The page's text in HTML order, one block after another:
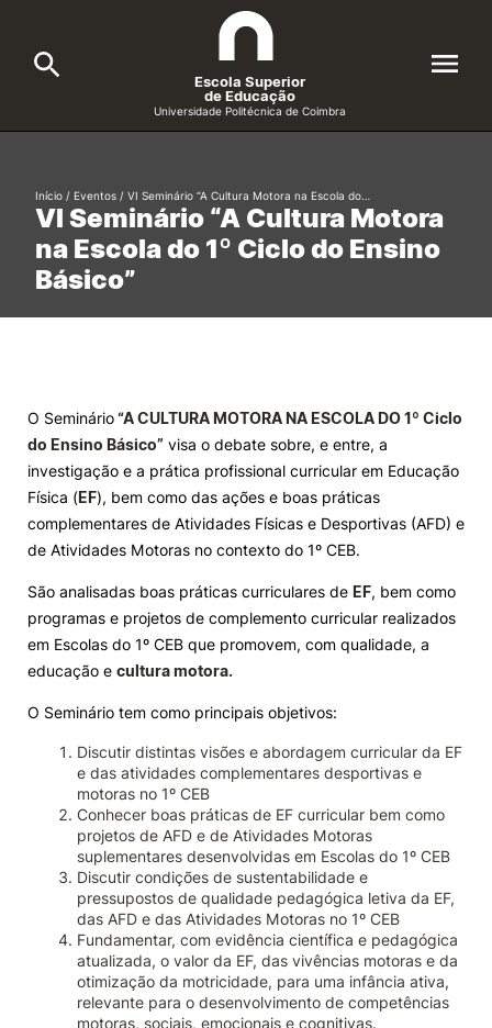
Cursos
Candidatos
Investigação e Projetos
Alunos
Knowledge Factory
Candidaturas
©2026 Instituto Politécnico de Coimbra. Todos os direitos reservados.
Escola Superior
de Educação
Universidade Politécnica de Coimbra
Search
Formative Offer General
VI Seminário “A Cultura Motora
na Escola do 1º Ciclo do Ensino
Básico”
Início / Eventos / VI Seminário “A Cultura Motora na Escola do…
O Seminário“A CULTURA MOTORA NA ESCOLA DO 1º Ciclo
do Ensino Básico” visa o debate sobre, e entre, a
investigação e a prática profissional curricular em Educação
Física (EF), bem como das ações e boas práticas
complementares de Atividades Físicas e Desportivas (AFD) e
de Atividades Motoras no contexto do 1º CEB.
São analisadas boas práticas curriculares de EF, bem como
programas e projetos de complemento curricular realizados
em Escolas do 1º CEB que promovem, com qualidade, a
educação e cultura motora.
O Seminário tem como principais objetivos:
Discutir distintas visões e abordagem curricular da EF
e das atividades complementares desportivas e
motoras no 1º CEB
Conhecer boas práticas de EF curricular bem como
projetos de AFD e de Atividades Motoras
suplementares desenvolvidas em Escolas do 1º CEB
Discutir condições de sustentabilidade e
pressupostos de qualidade pedagógica letiva da EF,
das AFD e das Atividades Motoras no 1º CEB
Fundamentar, com evidência científica e pedagógica
atualizada, o valor da EF, das vivências motoras e da
otimização da motricidade, para uma infância ativa,
relevante para o desenvolvimento de competências
motoras, sociais, emocionais e cognitivas.